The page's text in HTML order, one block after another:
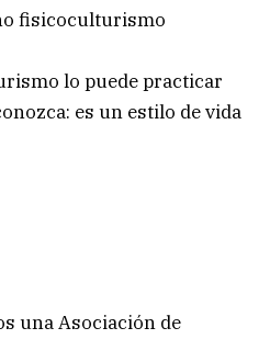
fisicoculturismo
lo puede practicar
es un estilo de vida
una Asociación de